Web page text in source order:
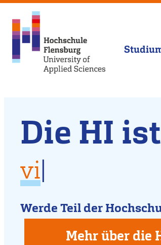
Willkommen
an
der
Hochschule
Flensburg
Die HI ist
vielfältig
für Dich da
für
Werde Teil der
Mehr über die